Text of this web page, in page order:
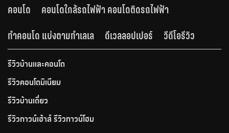
คอนโด
คอนโดใกล้รถไฟฟ้า คอนโดติดรถไฟฟ้า
ทำคอนโด แบ่งตามทำเลเล
ดีเวลลอปเปอร์ วีดีโอรีวิว
รีวิวบ้านและคอนโด
รีวิวคอนโดมิเนียม
รีวิวบ้านเดี่ยว
รีวิวทาวน์เฮ้าส์ รีวิวทาวน์โฮม